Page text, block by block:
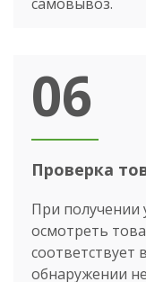
06
Проверка
При получении
осмотреть
обнаружении